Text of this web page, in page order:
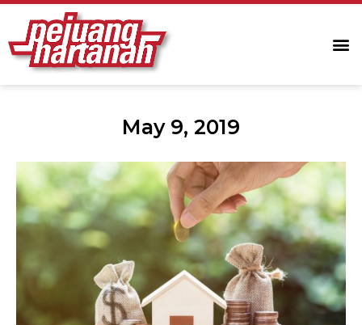
May 9, 2019